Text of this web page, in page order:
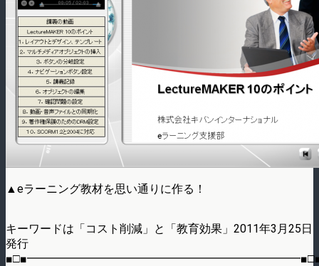
▲eラーニング教材を思い通りに作る！
キーワードは「コスト削減」と「教育効果」2011年3月25日
発行